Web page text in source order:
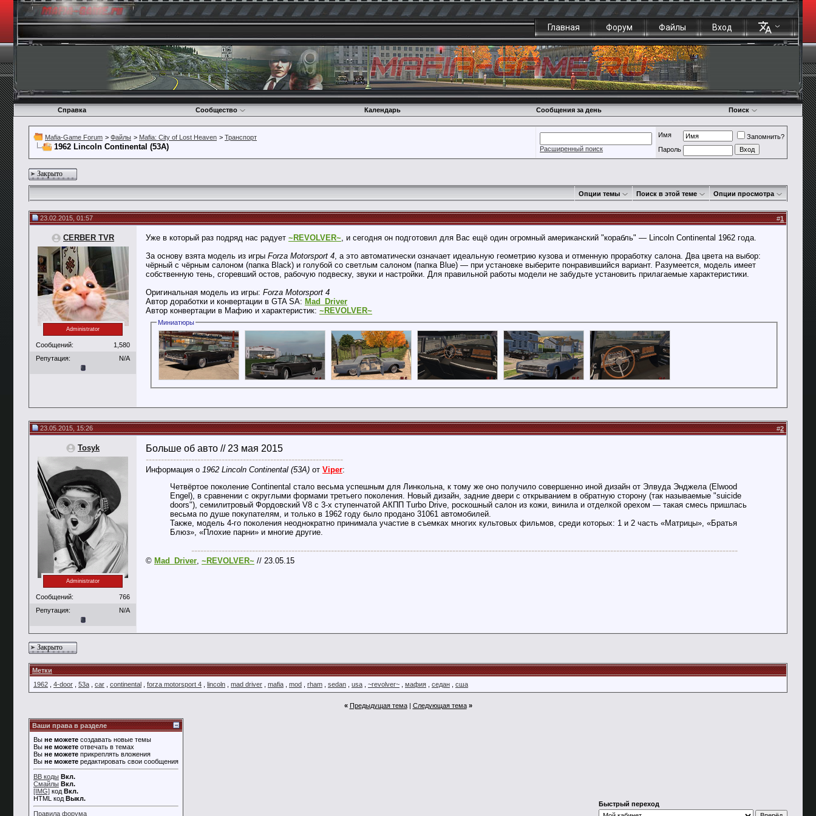
Главная Форум Файлы Вход
Справка Сообщество Календарь Сообщения за день Поиск
Mafia-Game Forum > Файлы > Mafia: City of Lost Heaven > Транспорт
1962 Lincoln Continental (53А) Расширенный поиск
Имя
Запомнить?
Пароль
Закрыто
Опции темы Поиск в этой теме Опции просмотра
23.02.2015, 01:57 #1
CERBER TVR
Administrator
Сообщений:
1,580
Репутация:
N/A
Уже в который раз подряд нас радует ~REVOLVER~, и сегодня он подготовил для Вас ещё один огромный американский "корабль" — Lincoln Continental 1962 года.
За основу взята модель из игры Forza Motorsport 4, а это автоматически означает идеальную геометрию кузова и отменную проработку салона. Два цвета на выбор:
чёрный с чёрным салоном (папка Black) и голубой со светлым салоном (папка Blue) — при установке выберите понравившийся вариант. Разумеется, модель имеет
собственную тень, сгоревший остов, рабочую подвеску, звуки и настройки. Для правильной работы модели не забудьте установить прилагаемые характеристики.
Оригинальная модель из игры: Forza Motorsport 4
Автор доработки и конвертации в GTA SA: Mad_Driver
Автор конвертации в Мафию и характеристик: ~REVOLVER~
Миниатюры
23.05.2015, 15:26 #2
Tosyk
Administrator
Сообщений:
766
Репутация:
N/A
Больше об авто // 23 мая 2015
-----------------------------------------------------------------
Информация о 1962 Lincoln Continental (53А) от Viper:
Четвёртое поколение Continental стало весьма успешным для Линкольна, к тому же оно получило совершенно иной дизайн от Элвуда Энджела (Elwood
Engel), в сравнении с округлыми формами третьего поколения. Новый дизайн, задние двери с открыванием в обратную сторону (так называемые "suicide
doors"), семилитровый Фордовский V8 с 3-х ступенчатой АКПП Turbo Drive, роскошный салон из кожи, винила и отделкой орехом — такая смесь пришлась
весьма по душе покупателям, и только в 1962 году было продано 31061 автомобилей.
Также, модель 4-го поколения неоднократно принимала участие в съемках многих культовых фильмов, среди которых: 1 и 2 часть «Матрицы», «Братья
Блюз», «Плохие парни» и многие другие.
------------------------------------------------------------------------------------------------------------------------------------------------------------------------------------
© Mad_Driver ~REVOLVER~ // 23.05.15
Закрыто
Метки
1962
4-door 53а car continental forza motorsport 4 lincoln mad driver mafia mod rham sedan usa ~revolver~ мафия седан сша
« Предыдущая тема| Следующая тема »
Ваши права в разделе
Вы не можете создавать новые темы
Вы не можете отвечать в темах
Вы не можете прикреплять вложения
Вы не можете редактировать свои сообщения
BB коды Вкл.
Смайлы Вкл.
[IMG] код Вкл.
HTML код Выкл.
Правила форума
Быстрый переход